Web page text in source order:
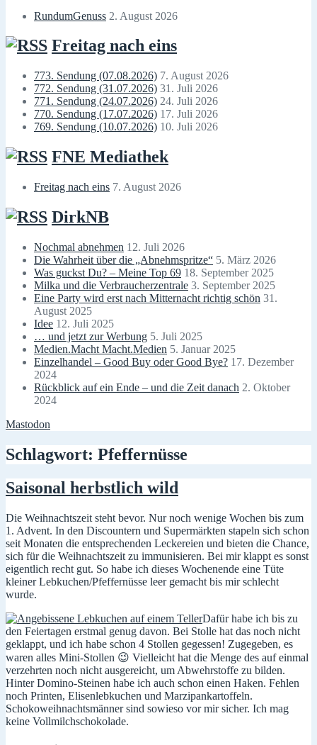
RundumGenuss 2. August 2026
Freitag nach eins
773. Sendung (07.08.2026) 7. August 2026
772. Sendung (31.07.2026) 31. Juli 2026
771. Sendung (24.07.2026) 24. Juli 2026
770. Sendung (17.07.2026) 17. Juli 2026
769. Sendung (10.07.2026) 10. Juli 2026
FNE Mediathek
Freitag nach eins 7. August 2026
DirkNB
Nochmal abnehmen 12. Juli 2026
Die Wahrheit über die „Abnehmspritze“ 5. März 2026
Was guckst Du? – Meine Top 69 18. September 2025
Milka und die Verbraucherzentrale 3. September 2025
Eine Party wird erst nach Mitternacht richtig schön 31.
August 2025
Idee 12. Juli 2025
… und jetzt zur Werbung 5. Juli 2025
Medien.Macht Macht.Medien 5. Januar 2025
Einzelhandel – Good Buy oder Good Bye? 17. Dezember
2024
Rückblick auf ein Ende – und die Zeit danach 2. Oktober
2024
Mastodon
Schlagwort: Pfeffernüsse
Saisonal herbstlich wild
Die Weihnachtszeit steht bevor. Nur noch wenige Wochen bis zum
1. Advent. In den Discountern und Supermärkten stapeln sich schon
seit Monaten die entsprechenden Leckereien und bieten die Chance,
sich für die Weihnachtszeit zu immunisieren. Bei mir klappt es sonst
eigentlich recht gut. So habe ich dieses Wochenende eine Tüte
kleiner Lebkuchen/Pfeffernüsse leer gemacht bis mir schlecht
wurde.
Dafür habe ich bis zu
den Feiertagen erstmal genug davon. Bei Stolle hat das noch nicht
geklappt, und ich habe schon 4 Stollen gegessen! Zugegeben, es
waren alles Mini-Stollen 😉 Vielleicht hat die Menge des auf einmal
verzehrten noch nicht ausgereicht, um Abwehrstoffe zu bilden.
Hinter Domino-Steinen habe ich auch schon einen Haken. Fehlen
noch Printen, Elisenlebkuchen und Marzipankartoffeln.
Schokoweihnachtsmänner sind sowieso vor mir sicher. Ich mag
keine Vollmilchschokolade.